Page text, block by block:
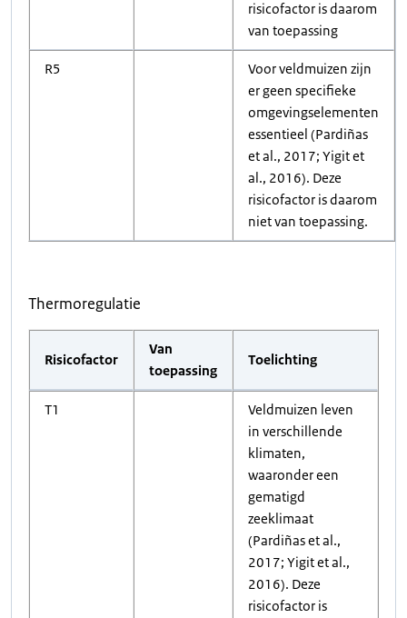
risicofactor is daarom
van toepassing
R5
Voor veldmuizen zijn
er geen specifieke
omgevingselementen
essentieel (Pardiñas
et al., 2017; Yigit et
al., 2016). Deze
risicofactor is daarom
niet van toepassing.
Thermoregulatie
Risicofactor
Van
toepassing
Toelichting
T1
Veldmuizen leven
in verschillende
klimaten,
waaronder een
gematigd
zeeklimaat
(Pardiñas et al.,
2017; Yigit et al.,
2016). Deze
risicofactor is